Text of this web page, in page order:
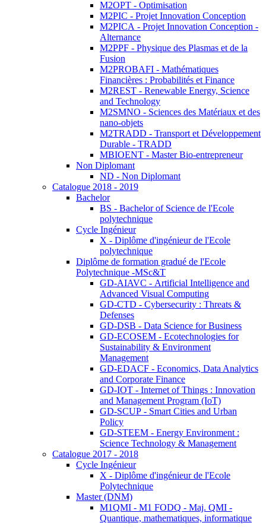
M2OPT - Optimisation
M2PIC - Projet Innovation Conception
M2PICA - Projet Innovation Conception -
Alternance
M2PPF - Physique des Plasmas et de la
Fusion
M2PROBAFI - Mathématiques
Financières : Probabilités et Finance
M2REST - Renewable Energy, Science
and Technology
M2SMNO - Sciences des Matériaux et des
nano-objets
M2TRADD - Transport et Développement
Durable - TRADD
MBIOENT - Master Bio-entrepreneur
Non Diplomant
ND - Non Diplomant
Catalogue 2018 - 2019
Bachelor
BS - Bachelor of Science de l'Ecole
polytechnique
Cycle Ingénieur
X - Diplôme d'ingénieur de l'Ecole
polytechnique
Diplôme de formation gradué de l'Ecole
Polytechnique -MSc&T
GD-AIAVC - Artificial Intelligence and
Advanced Visual Computing
GD-CTD - Cybersecurity : Threats &
Defenses
GD-DSB - Data Science for Business
GD-ECOSEM - Ecotechnologies for
Sustainability & Environment
Management
GD-EDACF - Economics, Data Analytics
and Corporate Finance
GD-IOT - Internet of Things : Innovation
and Management Program (IoT)
GD-SCUP - Smart Cities and Urban
Policy
GD-STEEM - Energy Environment :
Science Technology & Management
Catalogue 2017 - 2018
Cycle Ingénieur
X - Diplôme d'ingénieur de l'Ecole
Polytechnique
Master (DNM)
M1QMI - M1 FODQ - Maj. QMI -
Quantique, mathematiques, informatique